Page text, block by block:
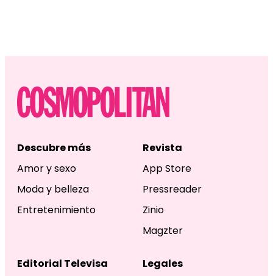
Descubre más
Amor y sexo
Moda y belleza
Entretenimiento
Revista
App Store
Pressreader
Zinio
Magzter
Editorial Televisa
Legales